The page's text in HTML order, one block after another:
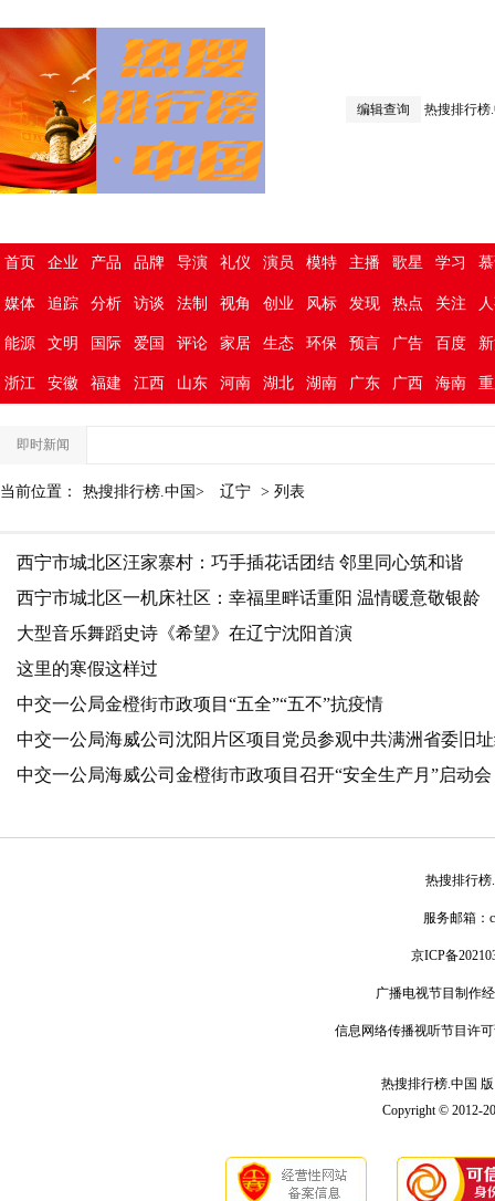
编辑查询 热搜排行榜
首页 企业 产品 品牌 导演 礼仪 演员 模特 主播 歌星 学习
媒体 追踪 分析 访谈 法制 视角 创业 风标 发现 热点 关注
能源 文明 国际 爱国 评论 家居 生态 环保 预言 广告 百度
浙江 安徽 福建 江西 山东 河南 湖北 湖南 广东 广西 海南
即时新闻
当前位置： 热搜排行榜.中国> 辽宁 > 列表
西宁市城北区汪家寨村：巧手插花话团结 邻里同心筑和谐
西宁市城北区一机床社区：幸福里畔话重阳 温情暖意敬银龄
大型音乐舞蹈史诗《希望》在辽宁沈阳首演
这里的寒假这样过
中交一公局金橙街市政项目“五全”“五不”抗疫情
中交一公局海威公司沈阳片区项目党员参观中共满洲省委旧
中交一公局海威公司金橙街市政项目召开“安全生产月”启动会
热搜排行榜
服务邮箱：
京ICP备
广播电视节目制作
信息网络传播视听节目许
热搜排行榜.中国
Copyright © 2012-